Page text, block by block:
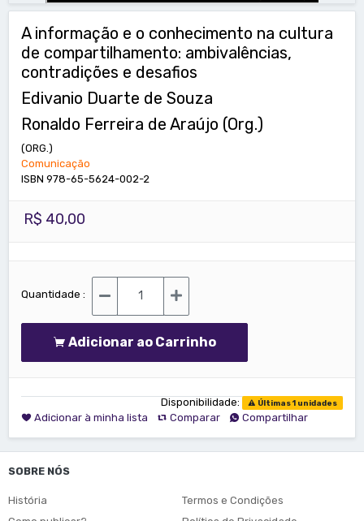
A informação e o conhecimento na cultura
de compartilhamento: ambivalências,
contradições e desafios
Edivanio Duarte de Souza
Ronaldo Ferreira de Araújo (Org.)
(ORG.)
Comunicação
ISBN 978-65-5624-002-2
R$ 40,00
Quantidade :
Adicionar ao Carrinho
Disponibilidade: Últimas 1 unidades
Adicionar à minha lista Comparar Compartilhar
SOBRE NÓS
História
Termos e Condições